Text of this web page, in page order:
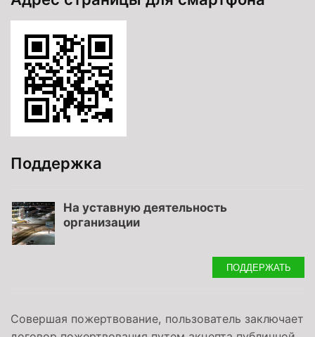
Поддержка
На уставную деятельность
организации
ПОДДЕРЖАТЬ
Совершая пожертвование, пользователь заключает